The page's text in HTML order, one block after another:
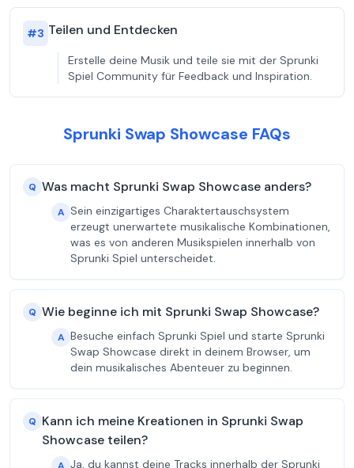
#3 Teilen und Entdecken
Erstelle deine Musik und teile sie mit der Sprunki
Spiel Community für Feedback und Inspiration.
Sprunki Swap Showcase FAQs
Q Was macht Sprunki Swap Showcase anders?
A Sein einzigartiges Charaktertauschsystem
erzeugt unerwartete musikalische Kombinationen,
was es von anderen Musikspielen innerhalb von
Sprunki Spiel unterscheidet.
Q Wie beginne ich mit Sprunki Swap Showcase?
A Besuche einfach Sprunki Spiel und starte Sprunki
Swap Showcase direkt in deinem Browser, um
dein musikalisches Abenteuer zu beginnen.
Q Kann ich meine Kreationen in Sprunki Swap
Showcase teilen?
Ja, du kannst deine Tracks innerhalb der Sprunki